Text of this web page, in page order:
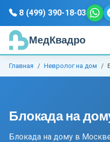
8 (499) 390-18-03
МедКвадро
Главная Невролог на дом
Блокада на
Блокада на дому в